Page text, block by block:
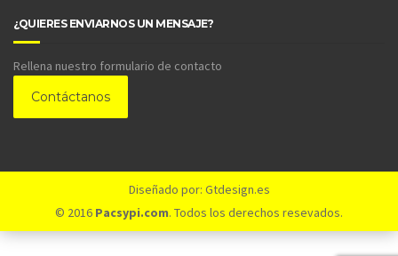
¿QUIERES ENVIARNOS UN MENSAJE?
Rellena nuestro formulario de contacto
Contáctanos
Diseñado por: Gtdesign.es
© 2016 Pacsypi.com. Todos los derechos resevados.